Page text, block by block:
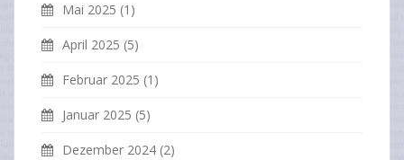
Mai 2025 (1)
April 2025 (5)
Februar 2025 (1)
Januar 2025 (5)
Dezember 2024 (2)